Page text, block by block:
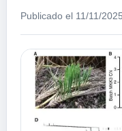
Publicado el 11/11/2025